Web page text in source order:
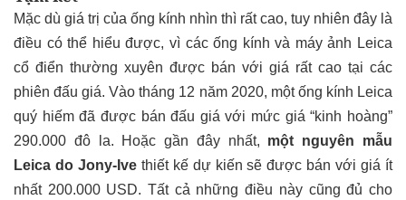
Mặc dù giá trị của ống kính nhìn thì rất cao, tuy nhiên đây là
điều có thể hiểu được, vì các ống kính và máy ảnh Leica
cổ điển thường xuyên được bán với giá rất cao tại các
phiên đấu giá. Vào tháng 12 năm 2020, một ống kính Leica
quý hiếm đã được bán đấu giá với mức giá “kinh hoàng”
290.000 đô la. Hoặc gần đây nhất, một nguyên mẫu
Leica do Jony-Ivethiết kế dự kiến ​​sẽ được bán với giá ít
nhất 200.000 USD. Tất cả những điều này cũng đủ cho